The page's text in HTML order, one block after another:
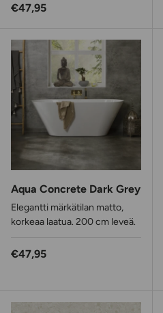
Normaalihinta
€47,95
Aqua Concrete Dark Grey
Elegantti märkätilan matto,
korkeaa laatua. 200 cm leveä.
Normaalihinta
€47,95